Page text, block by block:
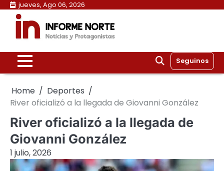
Skip
content
jueves, Ago 06, 2026
Seguinos
Home
Deportes
River oficializó a la llegada de Giovanni González
River oficializó a la llegada de
Giovanni González
1 julio, 2026